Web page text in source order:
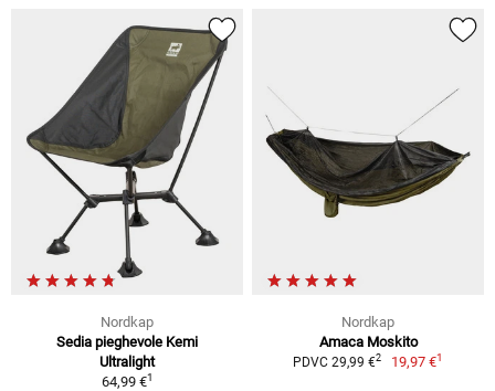
Nordkap
Sedia pieghevole Kemi
Ultralight
64,99 €1
Nordkap
Amaca Moskito
PDVC 29,99 €2 19,97 €1